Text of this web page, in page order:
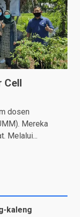
Cell
dosen
Mereka
Melalui...
kaleng